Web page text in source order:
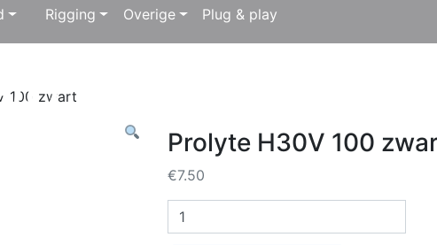
Rigging Overige Plug & play
100 zwart
Prolyte H30V 100
€7.50
Prolyte
H30V